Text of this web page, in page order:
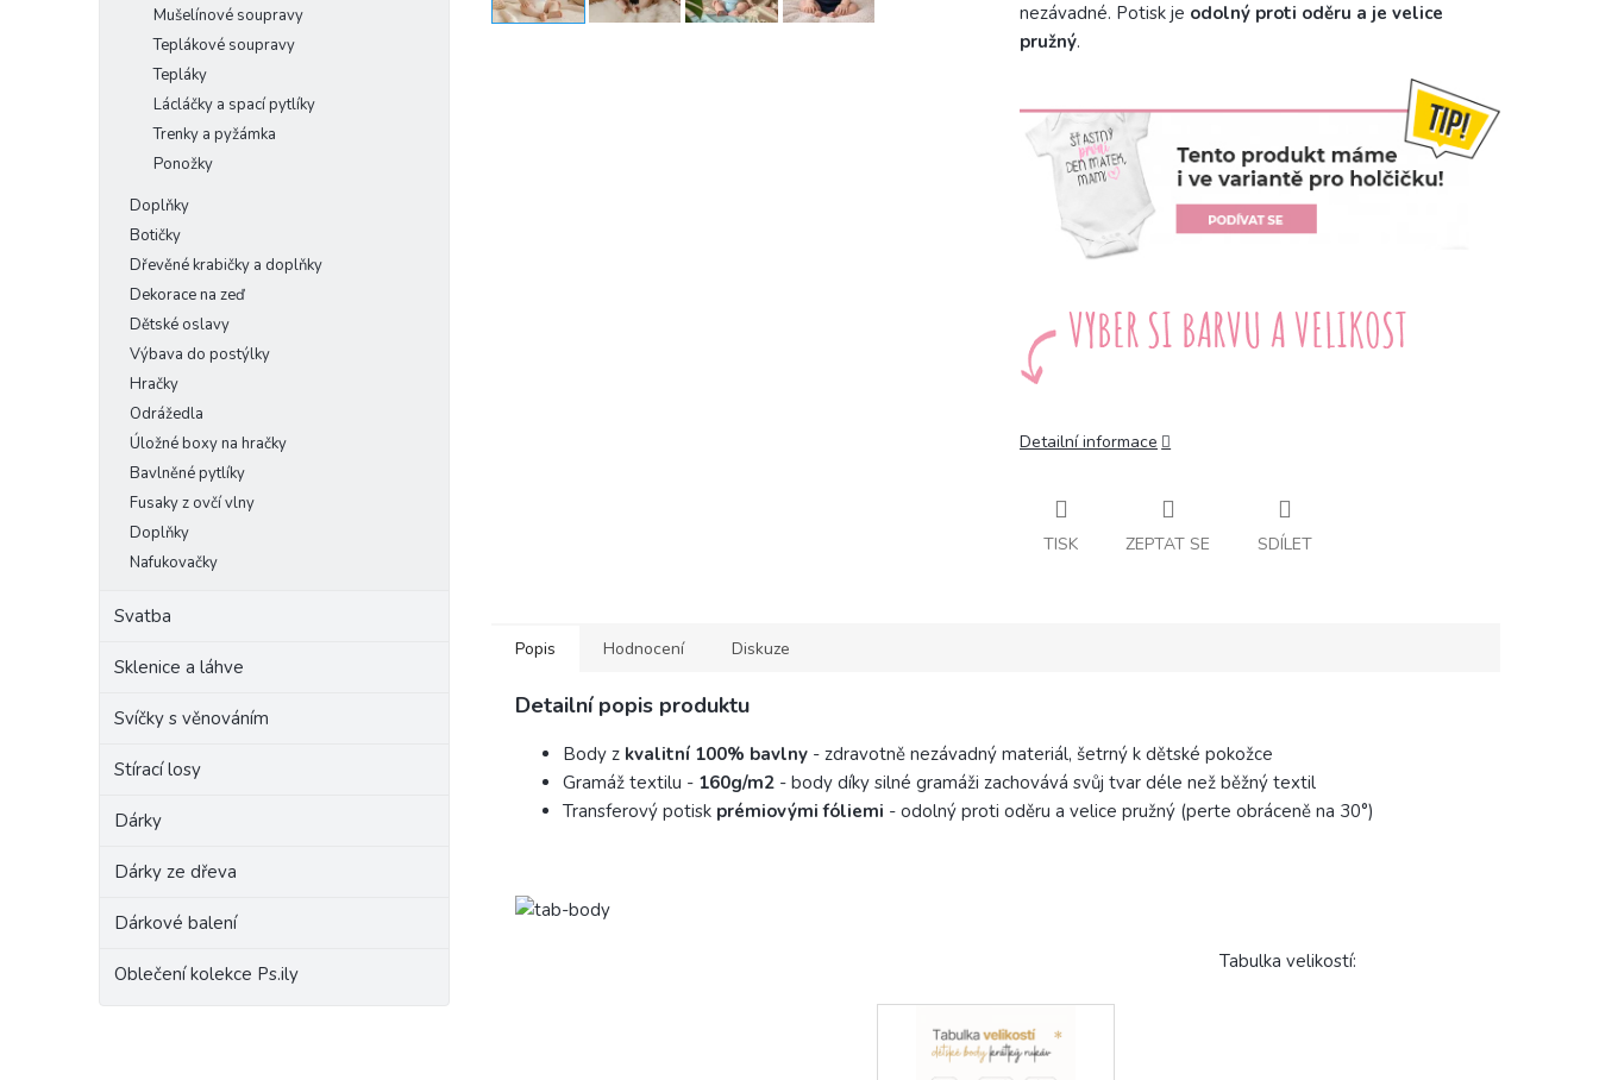
Mušelínové soupravy
Teplákové soupravy
Tepláky
Lácláčky a spací pytlíky
Trenky a pyžámka
Ponožky
Doplňky
Botičky
Dřevěné krabičky a doplňky
Dekorace na zeď
Dětské oslavy
Výbava do postýlky
Hračky
Odrážedla
Úložné boxy na hračky
Bavlněné pytlíky
Fusaky z ovčí vlny
Doplňky
Nafukovačky
Svatba
Sklenice a láhve
Svíčky s věnováním
Stírací losy
Dárky
Dárky ze dřeva
Dárkové balení
Oblečení kolekce Ps.ily
nezávadné. Potisk je odolný proti oděru a je velice
pružný.
Detailní informace
TISK ZEPTAT SE SDÍLET
Popis Hodnocení Diskuze
Detailní popis produktu
Body z kvalitní 100% bavlny - zdravotně nezávadný materiál, šetrný k dětské pokožce
Gramáž textilu - 160g/m2 - body díky silné gramáži zachovává svůj tvar déle než běžný textil
Transferový potisk prémiovými fóliemi - odolný proti oděru a velice pružný (perte obráceně na 30°)
Tabulka velikostí: